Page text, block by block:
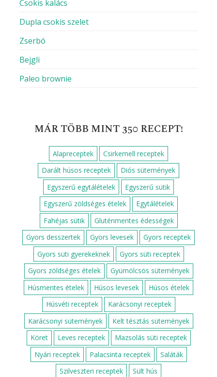
hozzászólásomhoz.
LEGNÉPSZERŰBB SÜTEMÉNYEK
Sütemények, süti receptek
Darázsfészek
Epres-marcipános süti
Csokis kalács
Dupla csokis szelet
Zserbó
Bejgli
Paleo brownie